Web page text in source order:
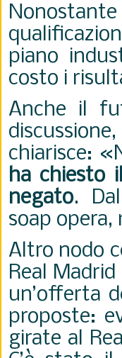
piano
costo i
Anche il
chiarisce:
ha chiesto
negato.
soap
Altro nodo
Real
un’offerta
proposte:
girate al